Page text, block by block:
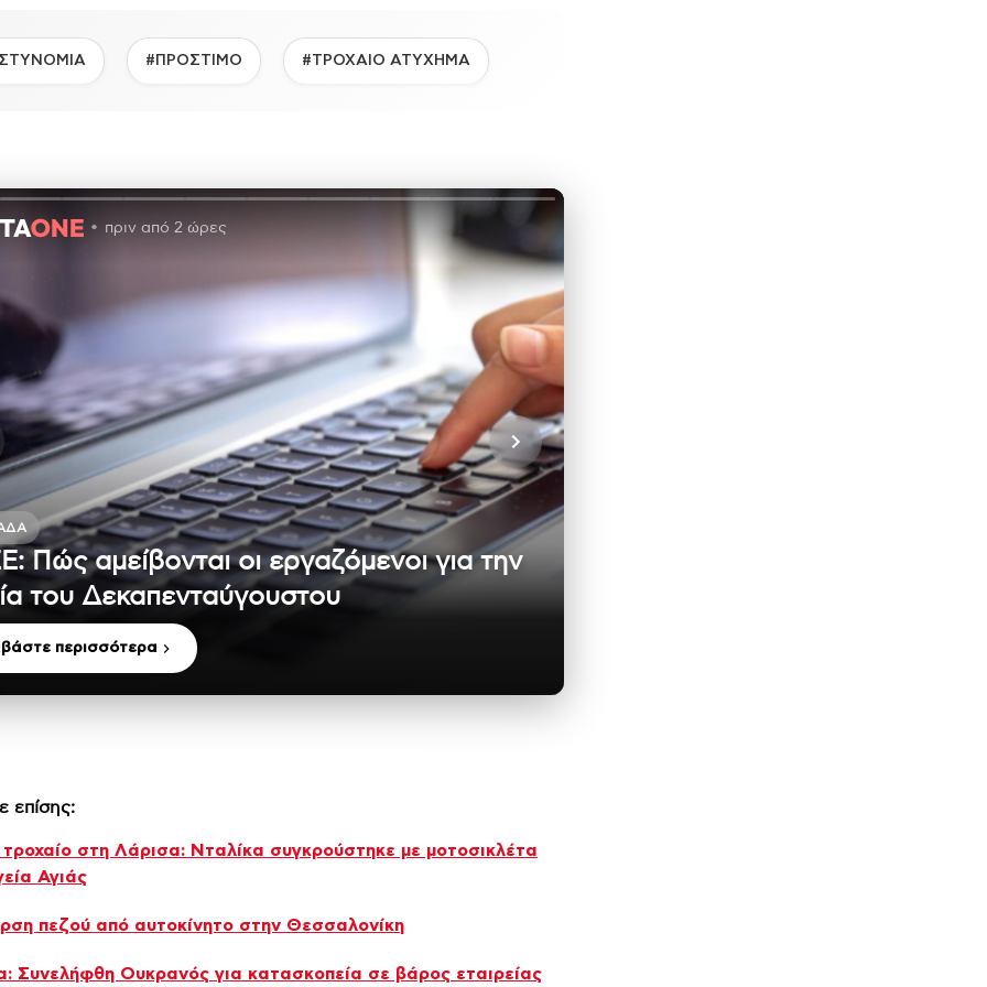
#ΠΡΟΣΤΙΜΟ #ΤΡΟΧΑΙΟ ΑΤΥΧΗΜΑ
πριν από 2 ώρες
Πώς αμείβονται οι εργαζόμενοι για την
του Δεκαπενταύγουστου
περισσότερα
επίσης:
στη Λάρισα: Νταλίκα συγκρούστηκε με μοτοσικλέτα
Αγιάς
πεζού από αυτοκίνητο στην Θεσσαλονίκη
Συνελήφθη Ουκρανός για κατασκοπεία σε βάρος εταιρείας